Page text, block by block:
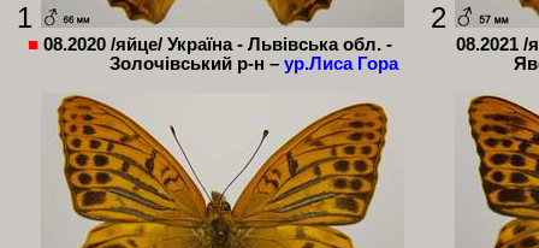
1
■ 08.2020 /яйце/ Україна - Львівська обл. -
Золочівський р-н –ур.Лиса Гора
2
08.2021 /